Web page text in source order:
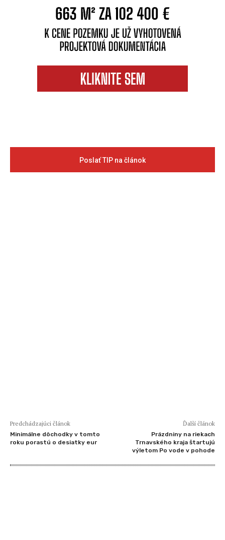
Poslať TIP na článok
Predchádzajúci článok
Minimálne dôchodky v tomto
roku porastú o desiatky eur
Ďalší článok
Prázdniny na riekach
Trnavského kraja štartujú
výletom Po vode v pohode